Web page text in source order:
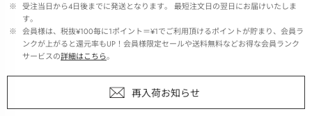
※ 受注当日から4日後までに発送となります。 最短注文日の翌日にお届けいたしま
す。
※ 会員様は、税抜¥100毎に1ポイント＝¥1でご利用頂けるポイントが貯まり、会員ラ
ンクが上がると還元率もUP！会員様限定セールや送料無料などお得な会員ランク
サービスの詳細はこちら。